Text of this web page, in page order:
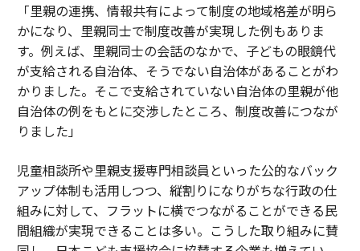
「里親の連携、情報共有によって制度の地域格差が明ら
かになり、里親同士で制度改善が実現した例もありま
す。例えば、里親同士の会話のなかで、子どもの眼鏡代
が支給される自治体、そうでない自治体があることがわ
かりました。そこで支給されていない自治体の里親が他
自治体の例をもとに交渉したところ、制度改善につなが
りました」
児童相談所や里親支援専門相談員といった公的なバック
アップ体制も活用しつつ、縦割りになりがちな行政の仕
組みに対して、フラットに横でつながることができる民
間組織が実現できることは多い。こうした取り組みに賛